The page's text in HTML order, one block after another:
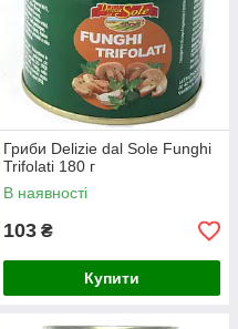
Гриби Delizie dal Sole Funghi
Trifolati 180 г
В наявності
103 ₴
Купити